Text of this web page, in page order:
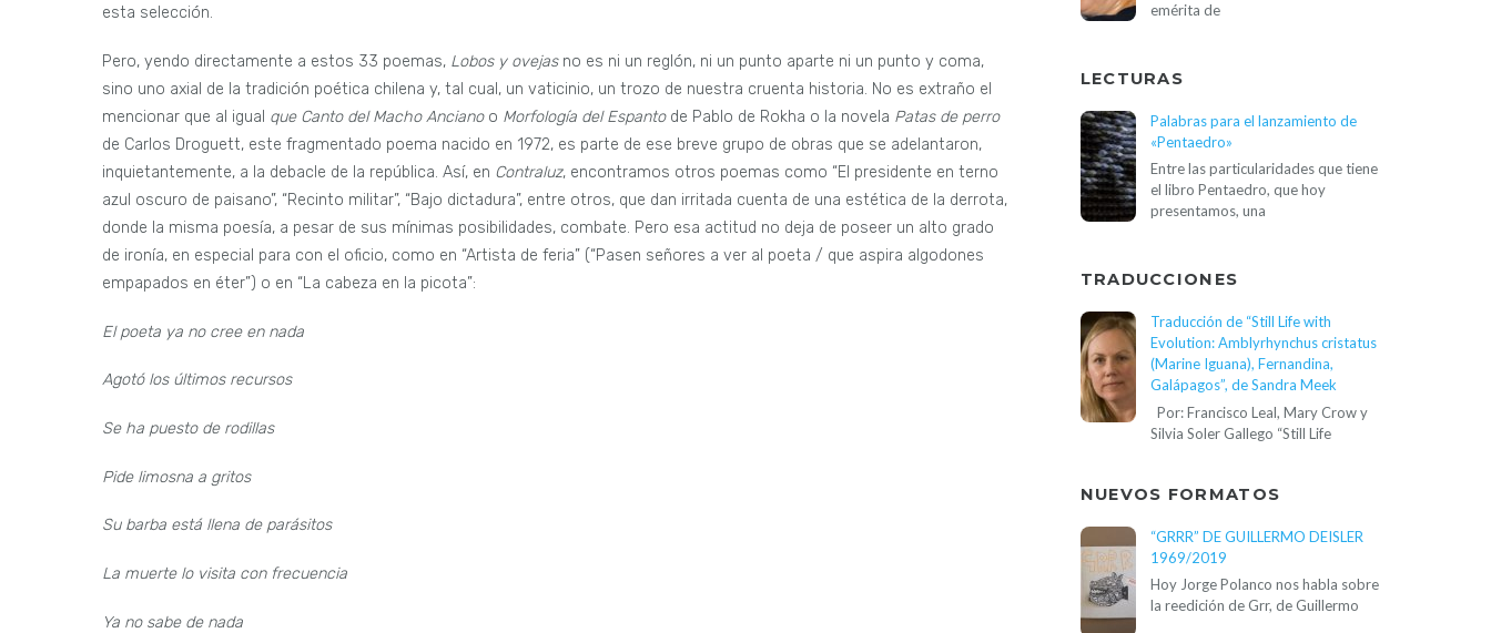
esta selección.
Pero, yendo directamente a estos 33 poemas, Lobos y ovejasno es ni un reglón, ni un punto aparte ni un punto y coma,
sino uno axial de la tradición poética chilena y, tal cual, un vaticinio, un trozo de nuestra cruenta historia. No es extraño el
mencionar que al igual que Canto del Macho Ancianoo Morfología del Espantode Pablo de Rokha o la novela Patas de perro
de Carlos Droguett, este fragmentado poema nacido en 1972, es parte de ese breve grupo de obras que se adelantaron,
inquietantemente, a la debacle de la república. Así, en Contraluz, encontramos otros poemas como “El presidente en terno
azul oscuro de paisano”, “Recinto militar”, “Bajo dictadura”, entre otros, que dan irritada cuenta de una estética de la derrota,
donde la misma poesía, a pesar de sus mínimas posibilidades, combate. Pero esa actitud no deja de poseer un alto grado
de ironía, en especial para con el oficio, como en “Artista de feria” (“Pasen señores a ver al poeta / que aspira algodones
empapados en éter”) o en “La cabeza en la picota”:
El poeta ya no cree en nada
Agotó los últimos recursos
Se ha puesto de rodillas
Pide limosna a gritos
Su barba está llena de parásitos
La muerte lo visita con frecuencia
Ya no sabe de nada
emérita de
LECTURAS
Palabras para el lanzamiento de
«Pentaedro»
Entre las particularidades que tiene
el libro Pentaedro, que hoy
presentamos, una
TRADUCCIONES
Traducción de “Still Life with
Evolution: Amblyrhynchus cristatus
(Marine Iguana), Fernandina,
Galápagos”, de Sandra Meek
Por: Francisco Leal, Mary Crow y
Silvia Soler Gallego “Still Life
NUEVOS FORMATOS
“GRRR” DE GUILLERMO DEISLER
1969/2019
Hoy Jorge Polanco nos habla sobre
la reedición de Grr, de Guillermo